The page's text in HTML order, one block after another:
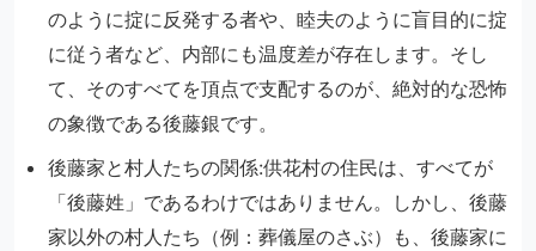
のように掟に反発する者や、睦夫のように盲目的に掟
に従う者など、内部にも温度差が存在します。そし
て、そのすべてを頂点で支配するのが、絶対的な恐怖
の象徴である後藤銀です。
後藤家と村人たちの関係:供花村の住民は、すべてが
「後藤姓」であるわけではありません。しかし、後藤
家以外の村人たち（例：葬儀屋のさぶ）も、後藤家に